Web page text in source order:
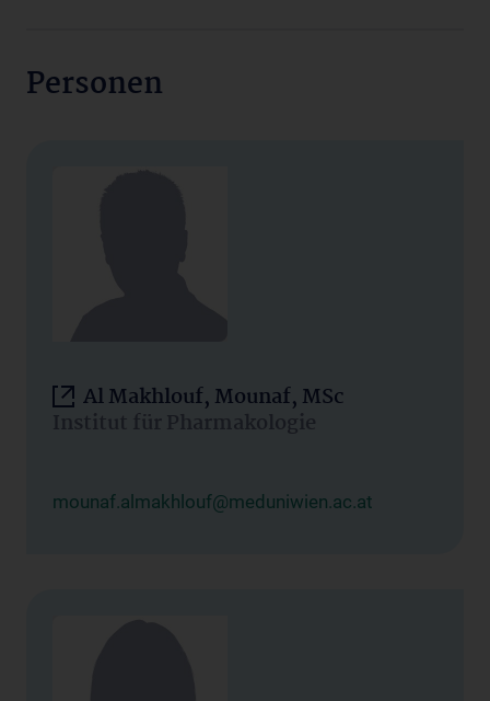
Personen
Al Makhlouf, Mounaf, MSc
Institut für Pharmakologie
mounaf.almakhlouf@meduniwien.ac.at